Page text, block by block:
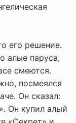
его решение.
алые паруса,
смеются.
посмеялся
Он сказал:
Он купил алый